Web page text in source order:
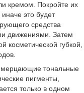
кремом. Покройте их
это будет
средства
движениями. Затем
косметической губкой,
мерцающие тональные
пигменты,
только в одном